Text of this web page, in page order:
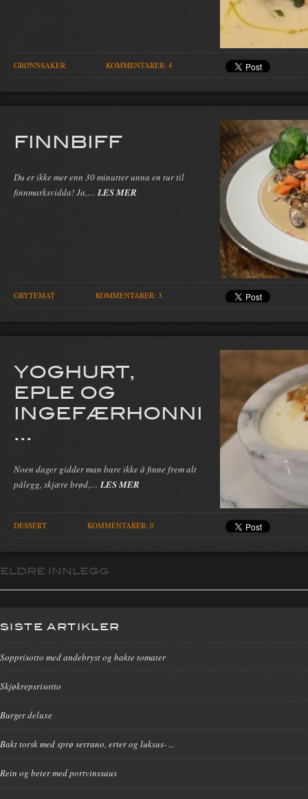
GRØNNSAKER KOMMENTARER: 4
FINNBIFF
Du er ikke mer enn 30 minutter unna en tur til
finnmarksvidda! Ja,… LES MER
GRYTEMAT KOMMENTARER: 3
YOGHURT,
EPLE OG
INGEFÆRHONNI
...
Noen dager gidder man bare ikke å finne frem alt
pålegg, skjære brød,… LES MER
DESSERT KOMMENTARER: 0
Innleggsnavigasjon
ELDRE INNLEGG
SISTE ARTIKLER
Sopprisotto med andebryst og bakte tomater
Skjøkrepsrisotto
Burger deluxe
Bakt torsk med sprø serrano, erter og luksus- ...
Rein og beter med portvinssaus